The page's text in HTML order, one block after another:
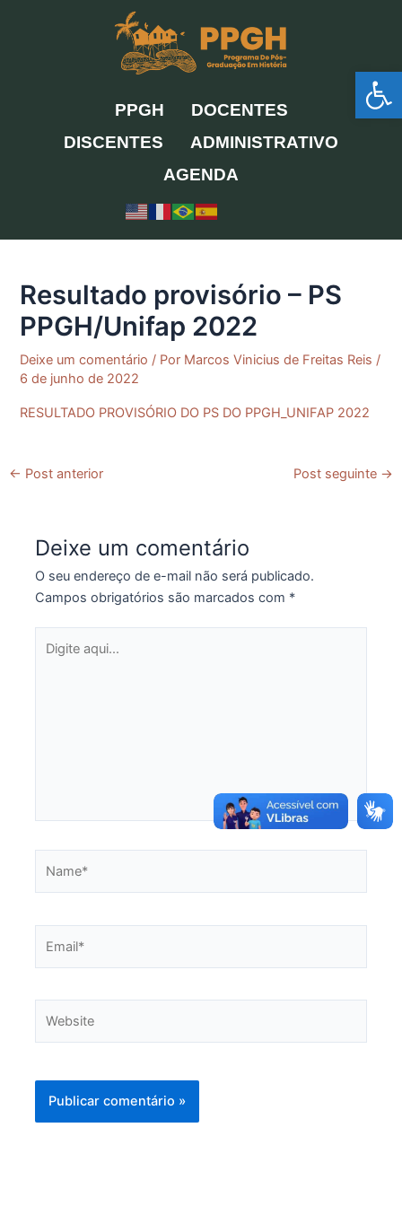
PPGH
DOCENTES
DISCENTES
ADMINISTRATIVO
AGENDA
Resultado provisório – PS
PPGH/Unifap 2022
Deixe um comentário / Por Marcos Vinicius de Freitas Reis /
6 de junho de 2022
RESULTADO PROVISÓRIO DO PS DO PPGH_UNIFAP 2022
← Post anterior Post seguinte →
Deixe um comentário
O seu endereço de e-mail não será publicado.
Campos obrigatórios são marcados com *
aqui...